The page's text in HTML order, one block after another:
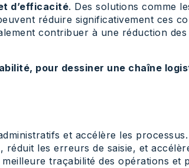
d’efficacité. Des solutions comme
réduire significativement ces
contribuer à une réduction
pour dessiner une chaîne
et accélère les
réduit les erreurs de saisie, et
traçabilité des opérations et